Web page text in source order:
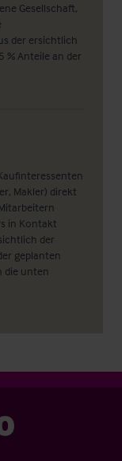
Gesellschaft,
der ersichtlich
% Anteile an der
Makler) direkt
in Kontakt
der
geplanten
die unten